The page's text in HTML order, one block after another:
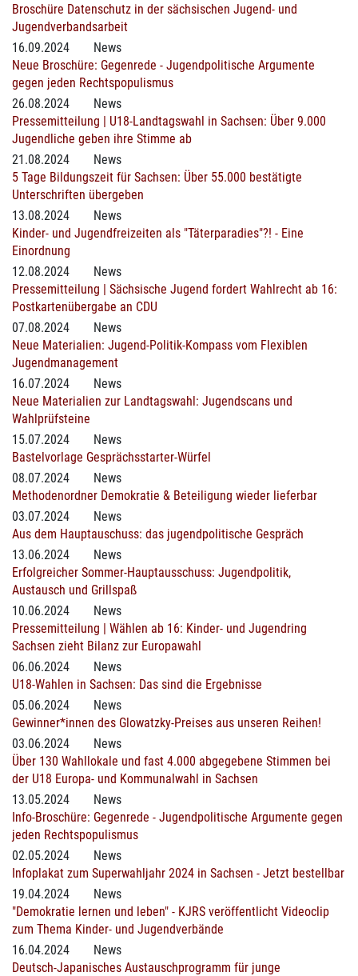
Broschüre Datenschutz in der sächsischen Jugend- und
Jugendverbandsarbeit
16.09.2024
News
Neue Broschüre: Gegenrede - Jugendpolitische Argumente
gegen jeden Rechtspopulismus
26.08.2024
News
Pressemitteilung | U18-Landtagswahl in Sachsen: Über 9.000
Jugendliche geben ihre Stimme ab
21.08.2024
News
5 Tage Bildungszeit für Sachsen: Über 55.000 bestätigte
Unterschriften übergeben
13.08.2024
News
Kinder- und Jugendfreizeiten als "Täterparadies"?! - Eine
Einordnung
12.08.2024
News
Pressemitteilung | Sächsische Jugend fordert Wahlrecht ab 16:
Postkartenübergabe an CDU
07.08.2024
News
Neue Materialien: Jugend-Politik-Kompass vom Flexiblen
Jugendmanagement
16.07.2024
News
Neue Materialien zur Landtagswahl: Jugendscans und
Wahlprüfsteine
15.07.2024
News
Bastelvorlage Gesprächsstarter-Würfel
08.07.2024
News
Methodenordner Demokratie & Beteiligung wieder lieferbar
03.07.2024
News
Aus dem Hauptauschuss: das jugendpolitische Gespräch
13.06.2024
News
Erfolgreicher Sommer-Hauptausschuss: Jugendpolitik,
Austausch und Grillspaß
10.06.2024
News
Pressemitteilung | Wählen ab 16: Kinder- und Jugendring
Sachsen zieht Bilanz zur Europawahl
06.06.2024
News
U18-Wahlen in Sachsen: Das sind die Ergebnisse
05.06.2024
News
Gewinner*innen des Glowatzky-Preises aus unseren Reihen!
03.06.2024
News
Über 130 Wahllokale und fast 4.000 abgegebene Stimmen bei
der U18 Europa- und Kommunalwahl in Sachsen
13.05.2024
News
Info-Broschüre: Gegenrede - Jugendpolitische Argumente gegen
jeden Rechtspopulismus
02.05.2024
News
Infoplakat zum Superwahljahr 2024 in Sachsen - Jetzt bestellbar
19.04.2024
News
"Demokratie lernen und leben" - KJRS veröffentlicht Videoclip
zum Thema Kinder- und Jugendverbände
16.04.2024
News
Deutsch-Japanisches Austauschprogramm für junge